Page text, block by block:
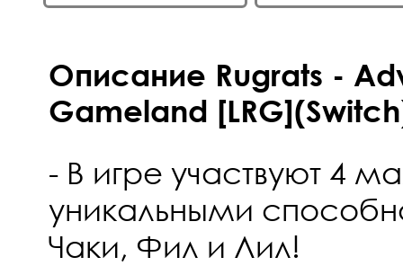
Описание Rugrats -
Gameland
- В игре участвуют 4
уникальными
Чаки, Фил и Лил!